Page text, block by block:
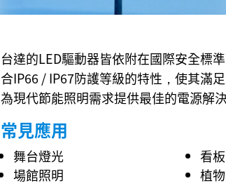
台達的LED驅動器皆依附在國際安全標
合IP66 / IP67防護等級的特性，使其滿
為現代節能照明需求提供最佳的電源解
常見應用
看板
植
舞台燈光
場館照明